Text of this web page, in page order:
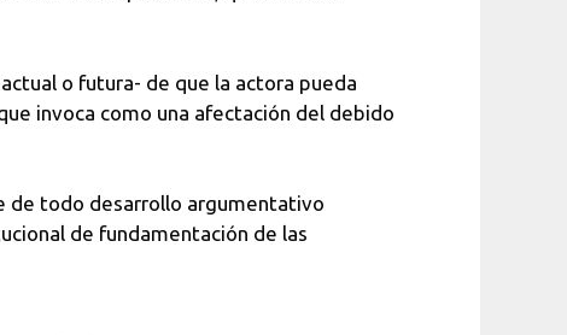
o futura- de que la actora pueda
invoca como una afectación del debido
de todo desarrollo argumentativo
de fundamentación de las